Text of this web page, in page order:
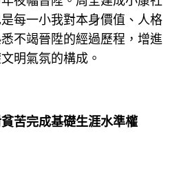
每一小我對本身價值、人格
不竭晉陞的經過歷程，增進
明氣氛的構成。
苦完成基礎生涯水準權